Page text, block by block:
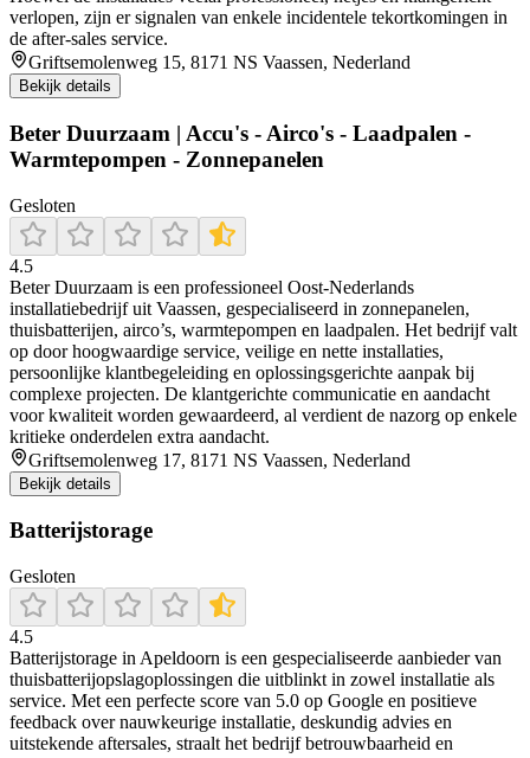
verlopen, zijn er signalen van enkele incidentele tekortkomingen in
de after‑sales service.
Griftsemolenweg 15, 8171 NS Vaassen, Nederland
Bekijk details
Beter Duurzaam | Accu's - Airco's - Laadpalen -
Warmtepompen - Zonnepanelen
Gesloten
4.5
Beter Duurzaam is een professioneel Oost-Nederlands
installatiebedrijf uit Vaassen, gespecialiseerd in zonnepanelen,
thuisbatterijen, airco’s, warmtepompen en laadpalen. Het bedrijf valt
op door hoogwaardige service, veilige en nette installaties,
persoonlijke klantbegeleiding en oplossingsgerichte aanpak bij
complexe projecten. De klantgerichte communicatie en aandacht
voor kwaliteit worden gewaardeerd, al verdient de nazorg op enkele
kritieke onderdelen extra aandacht.
Griftsemolenweg 17, 8171 NS Vaassen, Nederland
Bekijk details
Batterijstorage
Gesloten
4.5
Batterijstorage in Apeldoorn is een gespecialiseerde aanbieder van
thuisbatterijopslagoplossingen die uitblinkt in zowel installatie als
service. Met een perfecte score van 5.0 op Google en positieve
feedback over nauwkeurige installatie, deskundig advies en
uitstekende aftersales, straalt het bedrijf betrouwbaarheid en